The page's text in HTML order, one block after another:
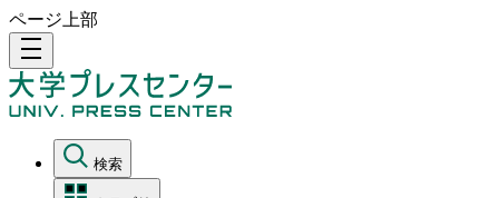
ページ上部
density_medium
検索